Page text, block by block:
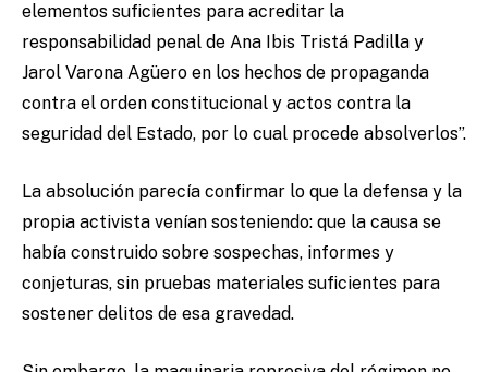
elementos suficientes para acreditar la
responsabilidad penal de Ana Ibis Tristá Padilla y
Jarol Varona Agüero en los hechos de propaganda
contra el orden constitucional y actos contra la
seguridad del Estado, por lo cual procede absolverlos”.
La absolución parecía confirmar lo que la defensa y la
propia activista venían sosteniendo: que la causa se
había construido sobre sospechas, informes y
conjeturas, sin pruebas materiales suficientes para
sostener delitos de esa gravedad.